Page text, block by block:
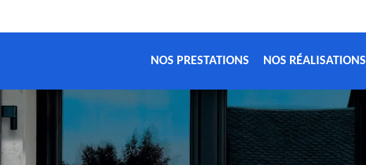
NOS PRESTATIONS NOS RÉALISATIONS